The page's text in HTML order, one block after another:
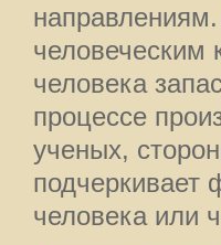
человеческим
человека
процессе
ученых,
подчеркивает
человека или